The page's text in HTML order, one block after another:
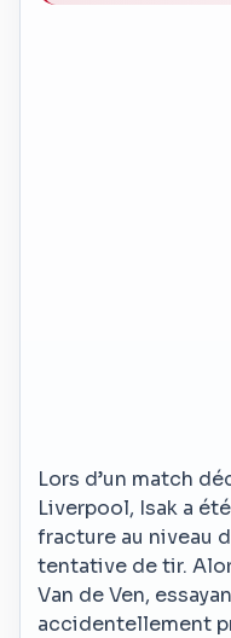
Lors d’un match
Liverpool, Isak a
fracture au niveau
tentative de tir.
Van de Ven,
accidentellement